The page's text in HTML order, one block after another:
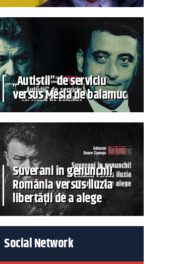
„Autiștii” de serviciu
versus Mesia de balamuc
Suverani în genunchi!
România versus iluzia
libertății de a alege
Social Network